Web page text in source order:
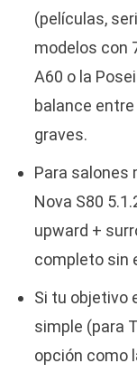
(películas,
modelos con
A60 o la
balance
graves.
Para salones
Nova S80
upward +
completo sin
Si tu objetivo
simple (para
opción como